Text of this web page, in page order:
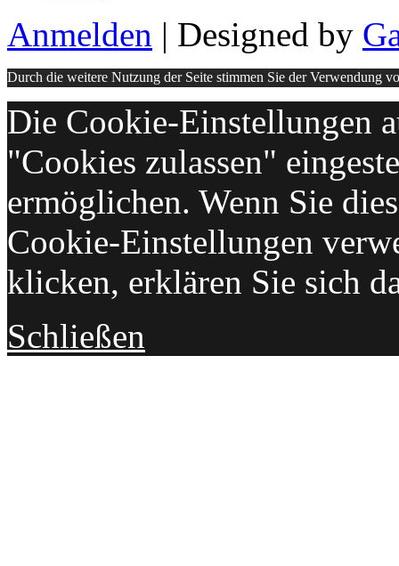
Anmelden | Designed by
Durch die weitere Nutzung der Seite stimmen Sie der Verwendung
Die Cookie-Einstellungen
"Cookies zulassen"
ermöglichen. Wenn Sie
Cookie-Einstellungen
klicken, erklären Sie sich
Schließen